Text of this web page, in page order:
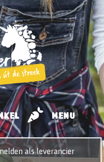
MENU
als leverancier